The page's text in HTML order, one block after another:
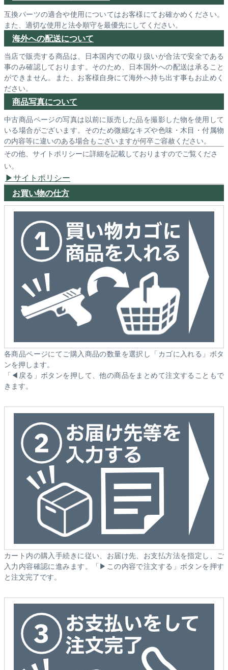
互換パーツの適合や使用についてはお客様にてお確かめください。
また、適切な使用と法令順守を最優先にしてください。
海外への配送について
当店で販売する商品は、日本国内での取り扱いが合法で安全である
事のみ確認しております。そのため、日本国外への配送は承ること
ができません。また、お客様自身にて海外へ持ち出す事もお止めく
ださい。
商品写真について
中古商品ページの写真は以前に販売した品を撮影した物を使用して
いる場合がございます。そのため微細なキズや色味・木目・付属物
の内容等に違いのある場合もございますが何卒ご容赦ください。
その他、サイトポリシーに詳細を記載しておりますのでご覧くださ
い。
サイトポリシー
お買い物の仕方
各商品ページにてご購入商品の数量を選択し「カゴに入れる」ボタ
ンを押します。
「◀戻る」ボタンを押して、他の商品をまとめて注文することもで
きます。
カート内の購入手続きに従い、お届け先、お支払方法を指定し、ご
入力内容確認に進みます。「▶この内容で注文する」ボタンを押す
と注文完了です。